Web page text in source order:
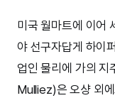
미국 월마트에 이어
야 선구자답게 하이
업인 물리에 가의
Mulliez)은 오샹 외